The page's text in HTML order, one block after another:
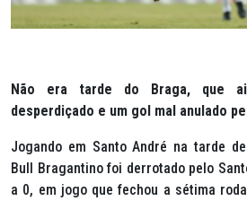
Não era tarde do Braga, que
desperdiçado e um gol mal anulado
Jogando em Santo André na tarde
Bull Bragantino foi derrotado pelo
a 0, em jogo que fechou a sétima